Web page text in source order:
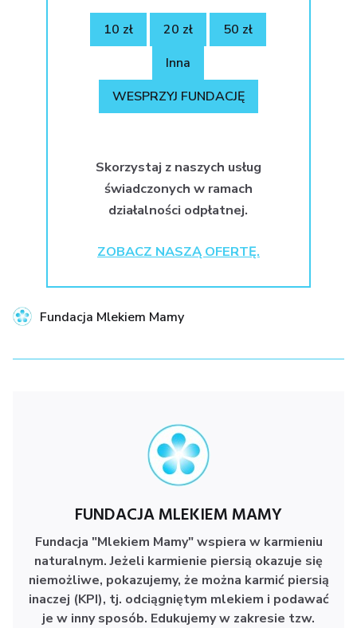
10 zł 20 zł
50 zł
Inna
WESPRZYJ FUNDACJĘ
Skorzystaj z naszych usług
świadczonych w ramach
działalności odpłatnej.
ZOBACZ NASZĄ OFERTĘ.
Fundacja Mlekiem Mamy
FUNDACJA MLEKIEM MAMY
Fundacja "Mlekiem Mamy" wspiera w karmieniu
naturalnym.Jeżeli karmienie piersią okazuje się
niemożliwe, pokazujemy, że można karmić piersią
inaczej (KPI), tj. odciągniętym mlekiem i podawać
je w inny sposób. Edukujemy w zakresie tzw.